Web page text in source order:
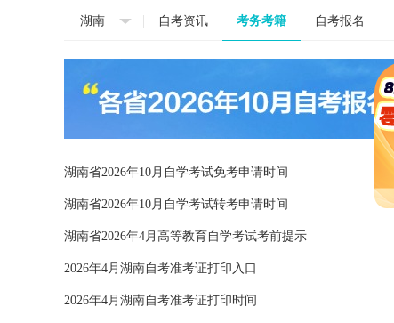
湖南 自考资讯 考务考籍 自考报名
湖南省2026年10月自学考试免考申请时间
湖南省2026年10月自学考试转考申请时间
湖南省2026年4月高等教育自学考试考前提示
2026年4月湖南自考准考证打印入口
2026年4月湖南自考准考证打印时间